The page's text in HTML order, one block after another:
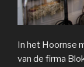
In het Hoornse
van de firma